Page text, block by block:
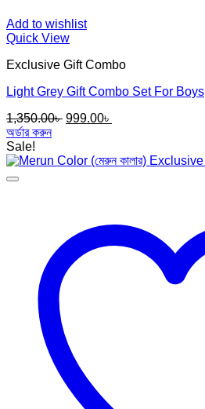
Add to wishlist
Quick View
Exclusive Gift Combo
Light Grey Gift Combo Set For Boys
1,350.00৳ Original
1,350.00৳ .
999.00৳
999.00৳ .
অর্ডার করুন
Sale!